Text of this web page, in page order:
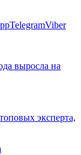
TelegramViber
выросла на
эксперта,